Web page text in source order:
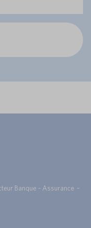
Banque – Assurance –